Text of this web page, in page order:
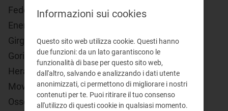
FederUtility - Federazione delle Imprese
Energetiche e Idriche
Girgenti Acque Spa
Gori Spa
Hera Spa
Movimento Difesa del Cittadino
Osservatorio I costi del non Fare
Informazioni sui cookies
Questo sito web utilizza cookie. Questi hanno
due funzioni: da un lato garantiscono le
funzionalità di base per questo sito web,
dall'altro, salvando e analizzando i dati utente
anonimizzati, ci permettono di migliorare i nostri
contenuti per te. Puoi ritirare il tuo consenso
all'utilizzo di questi cookie in qualsiasi momento.